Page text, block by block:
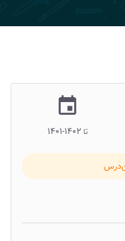
insert_invitation
تا۱۴۰۲-۱۴۰۱